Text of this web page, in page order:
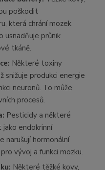
poškodit
která chrání mozek
usnadňuje průnik
tkáně.
Některé toxiny
snižuje produkci energie
neuronů. To může
procesů.
Pesticidy a některé
endokrinní
narušují hormonální
vývoj a funkci mozku.
Některé těžké kovy,